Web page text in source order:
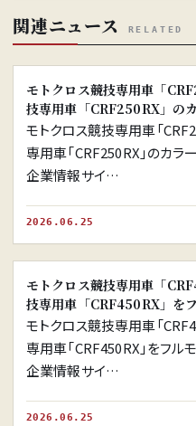
関連ニュース RELATED
モトクロス競技専用車「
技専用車「CRF250RX」の
モトクロス競技専用車「
専用車「CRF250RX」のカ
企業情報サイ…
2026.06.25
モトクロス競技専用車「
技専用車「CRF450RX」を
モトクロス競技専用車「
専用車「CRF450RX」をフ
企業情報サイ…
2026.06.25